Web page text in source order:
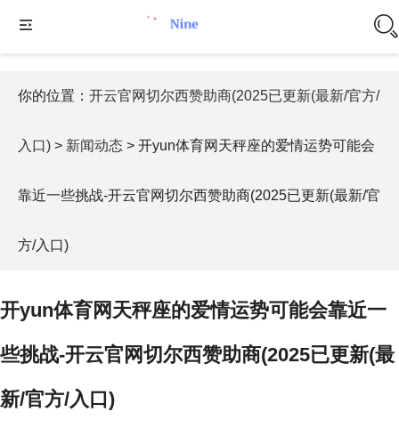
你的位置： 开云官网切尔西赞助商(2025已更新(最新/官方/
入口) > 新闻动态 > 开yun体育网天秤座的爱情运势可能会
靠近一些挑战-开云官网切尔西赞助商(2025已更新(最新/官
方/入口)
开yun体育网天秤座的爱情运势可能会靠近一
些挑战-开云官网切尔西赞助商(2025已更新(最
新/官方/入口)